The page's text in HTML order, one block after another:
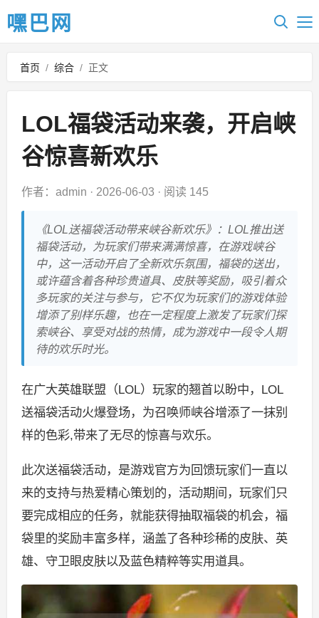
嘿巴网
首页 / 综合 / 正文
LOL福袋活动来袭，开启峡
谷惊喜新欢乐
作者：admin · 2026-06-03 · 阅读 145
《LOL送福袋活动带来峡谷新欢乐》：LOL推出送
福袋活动，为玩家们带来满满惊喜，在游戏峡谷
中，这一活动开启了全新欢乐氛围，福袋的送出，
或许蕴含着各种珍贵道具、皮肤等奖励，吸引着众
多玩家的关注与参与，它不仅为玩家们的游戏体验
增添了别样乐趣，也在一定程度上激发了玩家们探
索峡谷、享受对战的热情，成为游戏中一段令人期
待的欢乐时光。
在广大英雄联盟（LOL）玩家的翘首以盼中，LOL
送福袋活动火爆登场，为召唤师峡谷增添了一抹别
样的色彩,带来了无尽的惊喜与欢乐。
此次送福袋活动，是游戏官方为回馈玩家们一直以
来的支持与热爱精心策划的，活动期间，玩家们只
要完成相应的任务，就能获得抽取福袋的机会，福
袋里的奖励丰富多样，涵盖了各种珍稀的皮肤、英
雄、守卫眼皮肤以及蓝色精粹等实用道具。